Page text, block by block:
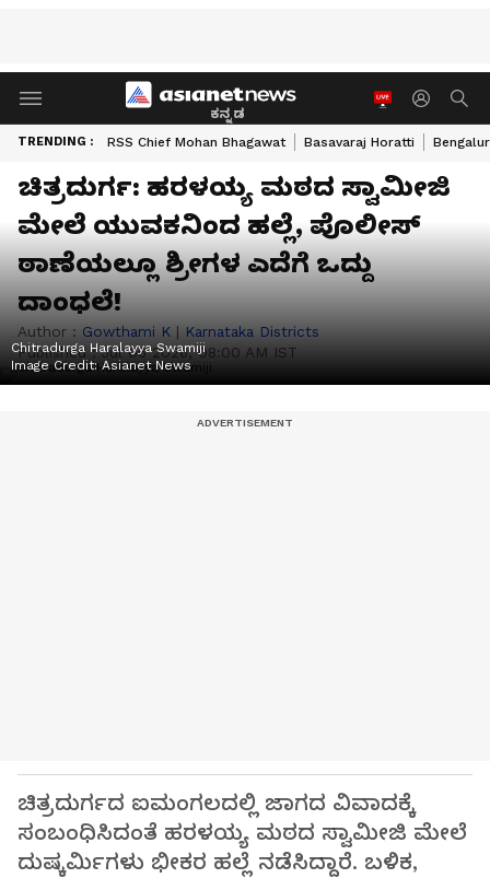
ಕನ್ನಡ
TRENDING : RSS Chief Mohan Bhagawat Basavaraj Horatti
ಚಿತ್ರದುರ್ಗ: ಹರಳಯ್ಯ ಮಠದ ಸ್ವಾಮೀಜಿ
ಮೇಲೆ ಯುವಕನಿಂದ ಹಲ್ಲೆ, ಪೊಲೀಸ್
ಠಾಣೆಯಲ್ಲೂ ಶ್ರೀಗಳ ಎದೆಗೆ ಒದ್ದು
ದಾಂಧಲೆ!
Author : Gowthami K | Karnataka Districts
Published :Jul 06 2026, 08:00 AM IST
Chitradurga Haralayya Swamiji
Image Credit:Asianet News
ಚಿತ್ರದುರ್ಗದ ಐಮಂಗಲದಲ್ಲಿ ಜಾಗದ ವಿವಾದಕ್ಕೆ
ಸಂಬಂಧಿಸಿದಂತೆ ಹರಳಯ್ಯ ಮಠದ ಸ್ವಾಮೀಜಿ ಮೇಲೆ
ದುಷ್ಕರ್ಮಿಗಳು ಭೀಕರ ಹಲ್ಲೆ ನಡೆಸಿದ್ದಾರೆ. ಬಳಿಕ,